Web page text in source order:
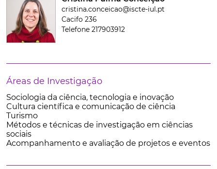
cristina.conceicao@iscte-iul.pt
Cacifo 236
Telefone 217903912
Áreas de Investigação
Sociologia da ciência, tecnologia e inovação
Cultura científica e comunicação de ciência
Turismo
Métodos e técnicas de investigação em ciências
sociais
Acompanhamento e avaliação de projetos e eventos